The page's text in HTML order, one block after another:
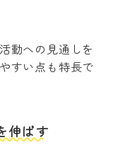
動への見通しを
すい点も特長で
伸ばす